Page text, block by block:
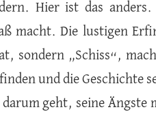
Hier ist das anders.
macht. Die lustigen
sondern „Schiss“,
und die Geschichte
geht, seine